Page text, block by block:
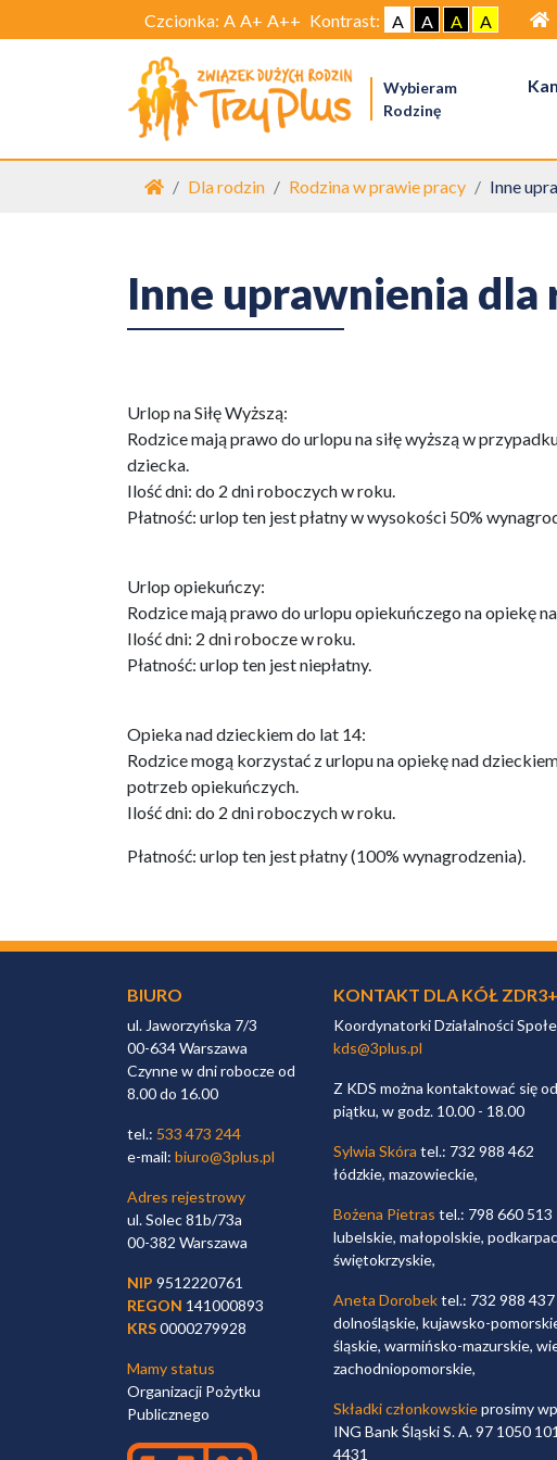
Czcionka: A A+ A++ Kontrast: A A A A
Wybieram
Rodzinę
Strona główna
Dla rodzin Rodzina w prawie pracy Inne
Inne uprawnienia dla
Urlop na Siłę Wyższą:
Rodzice mają prawo do urlopu na siłę wyższą w
dziecka.
Ilość dni: do 2 dni roboczych w roku.
Płatność: urlop ten jest płatny w wysokości 50%
Urlop opiekuńczy:
Rodzice mają prawo do urlopu opiekuńczego na opiekę
Ilość dni: 2 dni robocze w roku.
Płatność: urlop ten jest niepłatny.
Opieka nad dzieckiem do lat 14:
Rodzice mogą korzystać z urlopu na opiekę nad
potrzeb opiekuńczych.
Ilość dni: do 2 dni roboczych w roku.
Płatność: urlop ten jest płatny (100% wynagrodzenia).
BIURO
ul. Jaworzyńska 7/3
00-634 Warszawa
Czynne w dni robocze od
8.00 do 16.00
tel.: 533 473 244
e-mail: biuro@3plus.pl
Adres rejestrowy
ul. Solec 81b/73a
00-382 Warszawa
NIP 9512220761
REGON 141000893
KRS0000279928
Mamy status
Organizacji Pożytku
Publicznego
KONTAKT DLA KÓŁ ZDR3+
Koordynatorki Działalności
kds@3plus.pl
Z KDS można kontaktować się
piątku, w godz. 10.00 - 18.00
Sylwia Skóra tel.: 732 988 462
łódzkie, mazowieckie,
Bożena Pietras tel.: 798 660 513
lubelskie, małopolskie,
świętokrzyskie,
Aneta Dorobektel.: 732 988 437
dolnośląskie, kujawsko-
śląskie, warmińsko-mazurskie,
zachodniopomorskie,
Składki członkowskieprosimy
ING Bank Śląski S. A. 97 1050
4431